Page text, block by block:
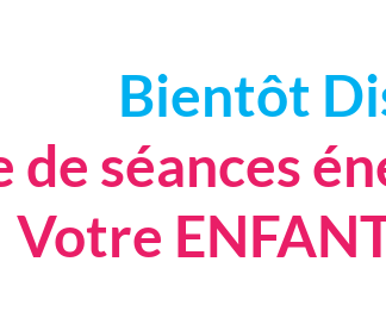
Bientôt
de séances
Votre